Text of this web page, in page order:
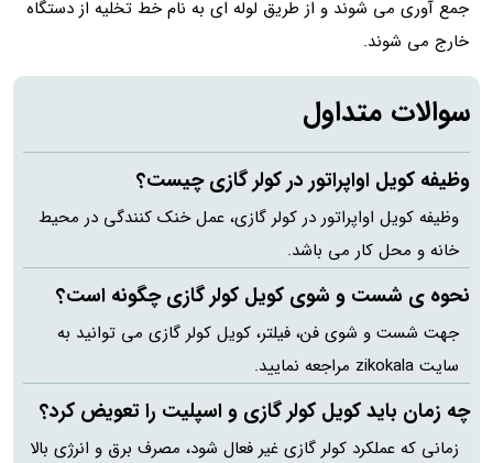
جمع آوری می شوند و از طریق لوله ای به نام خط تخلیه از دستگاه
خارج می شوند.
سوالات متداول
وظیفه کویل اواپراتور در کولر گازی چیست؟
وظیفه کویل اواپراتور در کولر گازی، عمل خنک کنندگی در محیط
خانه و محل کار می باشد.
نحوه ی شست و شوی کویل کولر گازی چگونه است؟
جهت شست و شوی فن، فیلتر، کویل کولر گازی می توانید به
سایت zikokala مراجعه نمایید.
چه زمان باید کویل کولر گازی و اسپلیت را تعویض کرد؟
زمانی که عملکرد کولر گازی غیر فعال شود، مصرف برق و انرژی بالا